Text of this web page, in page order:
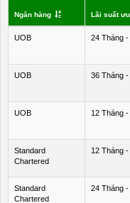
Ngân hàng Lãi suất
UOB 24 Tháng
UOB 36 Tháng
UOB 12 Tháng
Standard
Chartered
12 Tháng
Standard
Chartered
24 Tháng